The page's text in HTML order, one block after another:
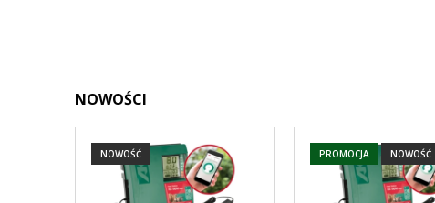
NOWOŚCI
NOWOŚĆ PROMOCJA NOWOŚĆ